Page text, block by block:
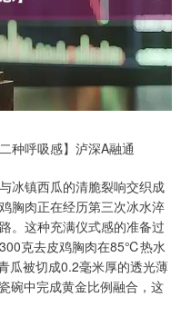
种呼吸感】泸深A融通
冰镇西瓜的清脆裂响交织成
胸肉正在经历第三次冰水淬
。这种充满仪式感的准备过
克去皮鸡胸肉在85℃热水
瓜被切成0.2毫米厚的透光薄
碗中完成黄金比例融合，这